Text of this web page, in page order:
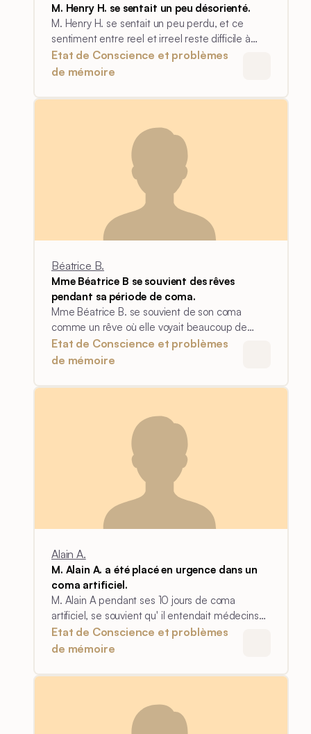
M. Henry H. se sentait un peu désorienté.
M. Henry H. se sentait un peu perdu, et ce
sentiment entre reel et irreel reste difficile à
expliquer.
Etat de Conscience et problèmes
de mémoire
Béatrice B.
Mme Béatrice B se souvient des rêves
pendant sa période de coma.
Mme Béatrice B. se souvient de son coma
comme un rêve où elle voyait beaucoup de
personnes amies et de la famille qu'elle
connaissait.
Etat de Conscience et problèmes
de mémoire
Alain A.
M. Alain A. a été placé en urgence dans un
coma artificiel.
M. Alain A pendant ses 10 jours de coma
artificiel, se souvient qu' il entendait médecins
et infirmières mais sans pouvour leur parler.
Etat de Conscience et problèmes
de mémoire